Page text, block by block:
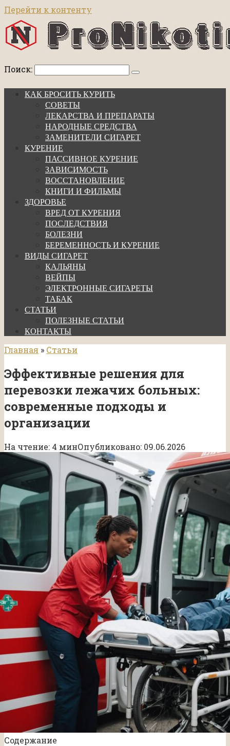
Перейти к контенту
Поиск:
КАК БРОСИТЬ КУРИТЬ
СОВЕТЫ
ЛЕКАРСТВА И ПРЕПАРАТЫ
НАРОДНЫЕ СРЕДСТВА
ЗАМЕНИТЕЛИ СИГАРЕТ
КУРЕНИЕ
ПАССИВНОЕ КУРЕНИЕ
ЗАВИСИМОСТЬ
ВОССТАНОВЛЕНИЕ
КНИГИ И ФИЛЬМЫ
ЗДОРОВЬЕ
ВРЕД ОТ КУРЕНИЯ
ПОСЛЕДСТВИЯ
БОЛЕЗНИ
БЕРЕМЕННОСТЬ И КУРЕНИЕ
ВИДЫ СИГАРЕТ
КАЛЬЯНЫ
ВЕЙПЫ
ЭЛЕКТРОННЫЕ СИГАРЕТЫ
ТАБАК
СТАТЬИ
ПОЛЕЗНЫЕ СТАТЬИ
КОНТАКТЫ
Главная » Статьи
Эффективные решения для
перевозки лежачих больных:
современные подходы и
организации
На чтение: 4 минОпубликовано: 09.06.2026
Содержание